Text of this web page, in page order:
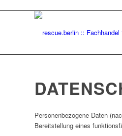
Personenbezogene Daten
Bereitstellung eines